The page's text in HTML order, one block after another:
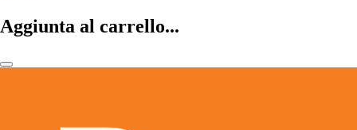
Aggiunta al carrello...